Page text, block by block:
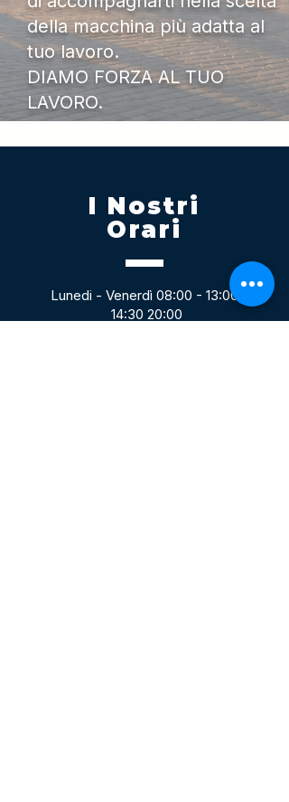
della macchina più adatta al
tuo lavoro.
DIAMO FORZA AL TUO
LAVORO.
I Nostri
Orari
Lunedi - Venerdì 08:00 - 13:00
14:30 20:00